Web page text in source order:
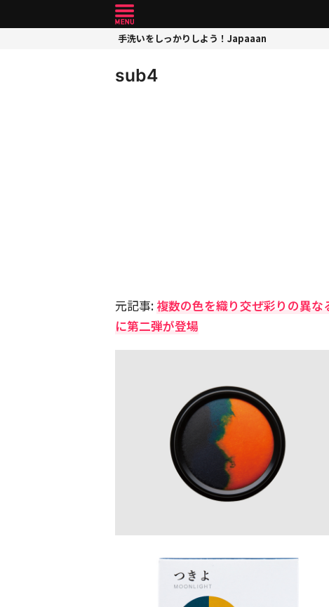
手洗いをしっかりしよう！Japaaan
sub4
元記事:複数の色を織り交ぜ彩りの異
に第二弾が登場